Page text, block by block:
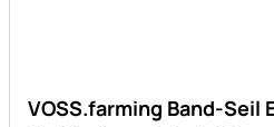
VOSS.farming Band-Seil